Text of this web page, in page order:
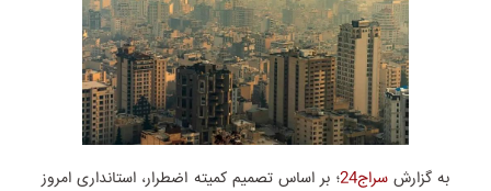
به گزارشسراج24 ؛ بر اساس تصمیم کمیته اضطرار، استانداری امروز